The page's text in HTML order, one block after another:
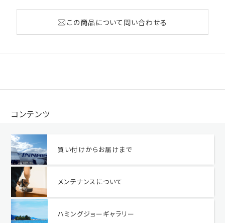
この商品について問い合わせる
コンテンツ
買い付けからお届けまで
メンテナンスについて
ハミングジョーギャラリー